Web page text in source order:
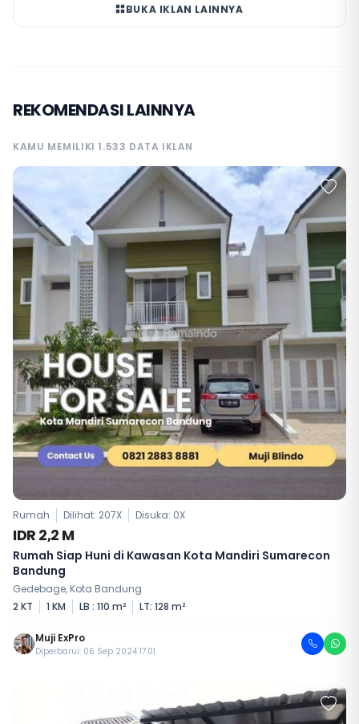
BUKA IKLAN LAINNYA
REKOMENDASI LAINNYA
KAMU MEMILIKI 1.533 DATA IKLAN
Rumah Dilihat: 207X Disuka: 0X
IDR 2,2 M
Rumah Siap Huni di Kawasan Kota Mandiri Sumarecon
Bandung
Gedebage, Kota Bandung
2 KT
1 KM LB : 110 m² LT: 128 m²
Muji ExPro
Diperbarui: 06 Sep 2024 17:01